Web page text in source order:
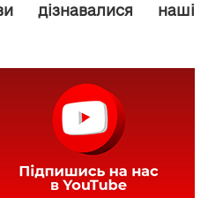
дізнавалися наші